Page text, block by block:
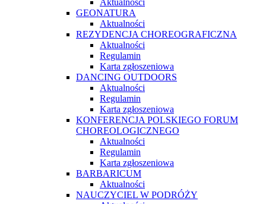
Aktualności
GEONATURA
Aktualności
REZYDENCJA CHOREOGRAFICZNA
Aktualności
Regulamin
Karta zgłoszeniowa
DANCING OUTDOORS
Aktualności
Regulamin
Karta zgłoszeniowa
KONFERENCJA POLSKIEGO FORUM
CHOREOLOGICZNEGO
Aktualności
Regulamin
Karta zgłoszeniowa
BARBARICUM
Aktualności
NAUCZYCIEL W PODRÓŻY